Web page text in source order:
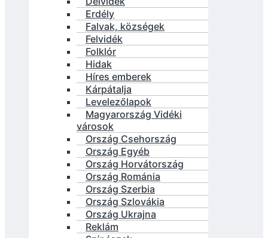
Erdély
Falvak, községek
Felvidék
Folklór
Hidak
Híres emberek
Kárpátalja
Levelezőlapok
Magyarország Vidéki
városok
Ország Csehország
Ország Egyéb
Ország Horvátország
Ország Románia
Ország Szerbia
Ország Szlovákia
Ország Ukrajna
Reklám